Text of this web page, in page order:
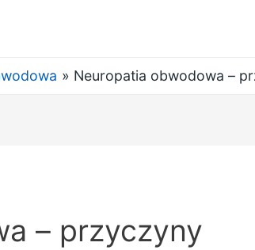
Neuropatia obwodowa –
– przyczyny